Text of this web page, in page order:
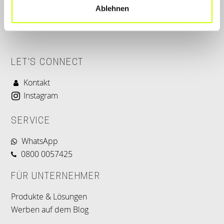
Ablehnen
LET'S CONNECT
Kontakt
Instagram
SERVICE
WhatsApp
0800 0057425
FÜR UNTERNEHMER
Produkte & Lösungen
Werben auf dem Blog